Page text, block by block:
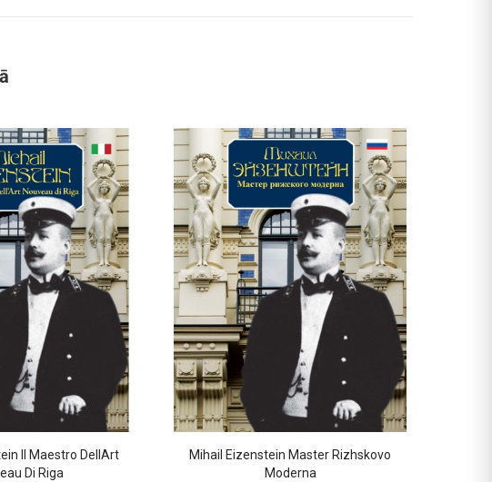
Il Maestro DellArt
Di Riga
Mihail Eizenstein Master Rizhskovo
Moderna